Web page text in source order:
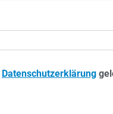
Datenschutzerklärung